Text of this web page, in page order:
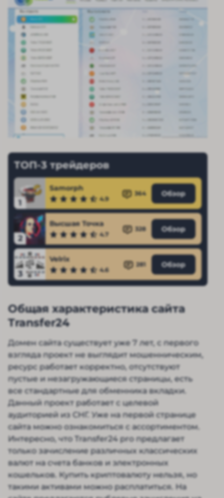
ТОП-3 трейдеров
1
Samorph
4.9
364 Обзор
2
Высшая Точка
4.7
328 Обзор
3
Velrix
4.6
281 Обзор
Общая характеристика сайта
Transfer24
Домен сайта существует уже 7 лет, с первого
взгляда проект не выглядит мошенническим,
ресурс работает корректно, отсутствуют
пустые и незагружающиеся страницы, есть
все стандартные для обменника вкладки.
Данный проект работает с целевой
аудиторией из СНГ. Уже на первой странице
сайта можно ознакомиться с ассортиментом.
Интересно, что Transfer24 pro предлагает
только зачисление различных классических
валют на счета банков и электронных
кошельков. Купить криптовалюту нельзя, но
такими активами можно расплатиться. На